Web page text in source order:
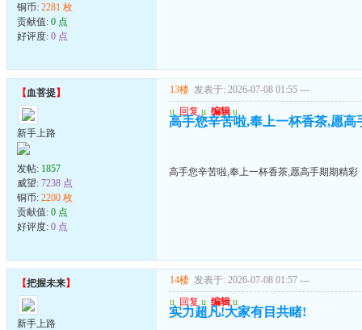
铜币: 2281 枚
贡献值: 0 点
好评度: 0 点
【血菩提】
新手上路
发帖: 1857
威望: 7238 点
铜币: 2200 枚
贡献值: 0 点
好评度: 0 点
13楼 发表于: 2026-07-08 01:55 ---
u 回复 u 编辑 u
高手您辛苦啦,奉上一杯香茶,愿高
高手您辛苦啦,奉上一杯香茶,愿高手期期精彩
【把握未来】
新手上路
14楼 发表于: 2026-07-08 01:57 ---
u 回复 u 编辑 u
实力超凡!大家有目共睹!